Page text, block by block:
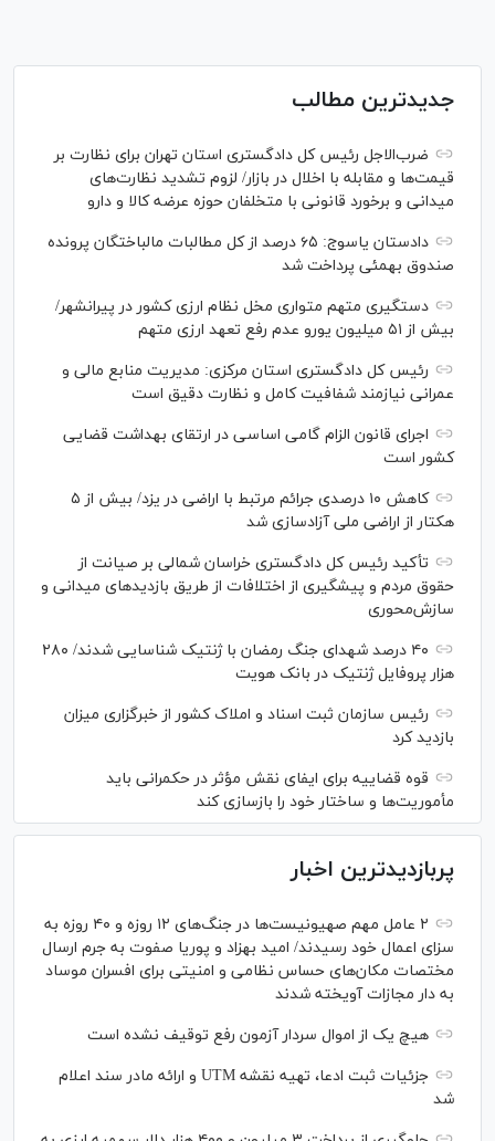
جدیدترین مطالب
ضرب‌الاجل رئیس کل دادگستری استان تهران برای نظارت بر
قیمت‌ها و مقابله با اخلال در بازار/ لزوم تشدید نظارت‌های
میدانی و برخورد قانونی با متخلفان حوزه عرضه کالا و دارو
دادستان یاسوج: ۶۵ درصد از کل مطالبات مالباختگان پرونده
صندوق بهمئی پرداخت شد
دستگیری متهم متواری مخل نظام ارزی کشور در پیرانشهر/
بیش از ۵۱ میلیون یورو عدم رفع تعهد ارزی متهم
رئیس کل دادگستری استان مرکزی: مدیریت منابع مالی و
عمرانی نیازمند شفافیت کامل و نظارت دقیق است
اجرای قانون الزام گامی اساسی در ارتقای بهداشت قضایی
کشور است
کاهش ۱۰ درصدی جرائم مرتبط با اراضی در یزد/ بیش از ۵
هکتار از اراضی ملی آزادسازی شد
تأکید رئیس کل دادگستری خراسان شمالی بر صیانت از
حقوق مردم و پیشگیری از اختلافات از طریق بازدید‌های میدانی و
سازش‌محوری
۴۰ درصد شهدای جنگ رمضان با ژنتیک شناسایی شدند/ ۲۸۰
هزار پروفایل ژنتیک در بانک هویت
رئیس سازمان ثبت اسناد و املاک کشور از خبرگزاری میزان
بازدید کرد
قوه قضاییه برای ایفای نقش مؤثر در حکمرانی باید
مأموریت‌ها و ساختار خود را بازسازی کند
پربازدیدترین اخبار
۲ عامل مهم صهیونیست‌ها در جنگ‌های ۱۲ روزه و ۴۰ روزه به
سزای اعمال خود رسیدند/ امید بهزاد و پوریا صفوت به جرم ارسال
مختصات مکان‌های حساس نظامی و امنیتی برای افسران موساد
به دار مجازات آویخته شدند
هیچ یک از اموال سردار آزمون رفع توقیف نشده است
جزئیات ثبت ادعا، تهیه نقشه UTM و ارائه مادر سند اعلام
شد